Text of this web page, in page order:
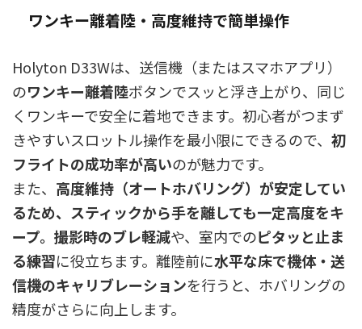
ワンキー離着陸・高度維持で簡単操作
Holyton D33Wは、送信機（またはスマホアプリ）
のワンキー離着陸ボタンでスッと浮き上がり、同じ
くワンキーで安全に着地できます。初心者がつまず
きやすいスロットル操作を最小限にできるので、 初
フライトの成功率が高いのが魅力です。
また、 高度維持（オートホバリング）が安定してい
るため、スティックから手を離しても一定高度をキ
ープ。撮影時のブレ軽減や、室内でのピタッと止ま
る練習に役立ちます。離陸前に水平な床で機体・送
信機のキャリブレーションを行うと、ホバリングの
精度がさらに向上します。